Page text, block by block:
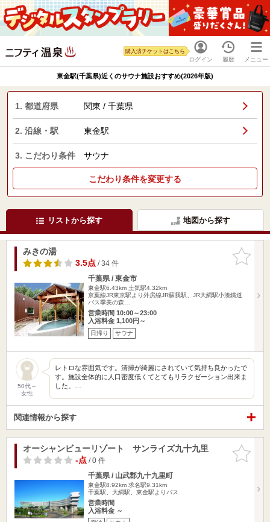
ログイン
購入済チケットはこちら
履歴 メニュー
東金駅(千葉県)近くのサウナ施設おすすめ(2026年版)
1. 都道府県 関東 / 千葉県
2. 沿線・駅 東金駅
3. こだわり条件 サウナ
こだわり条件を変更する
リストから探す 地図から探す
お気に入
りに追加
みきの湯
3.5点/ 34 件
千葉県 / 東金市
東金駅6.43km 土気駅4.32km
京葉線JR東京駅より外房線JR蘇我駅、JR大網駅小湊鐵道
バス季美の森…
営業時間 10:00～23:00
入浴料金 1,100円～
日帰り サウナ
50代～
女性
レトロな雰囲気です。清掃が綺麗にされていて気持ち良かったで
す。施設全体的に人口密度低くてとてもリラクゼーション出来ま
した。…
関連情報から探す
お気に入
りに追加
オーシャンビューリゾート サンライズ九十九里
-点/ 0 件
千葉県 / 山武郡九十九里町
東金駅8.92km 求名駅9.31km
千葉駅、大網駅、東金駅よりバス
営業時間
入浴料金 ～